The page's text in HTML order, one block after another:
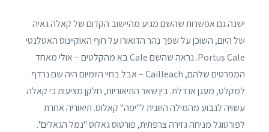
ישנה גם אפשרות שהשם מגיע מהיישוב הקדום של קאלה גאיה
של היום, השוכן על שפך נהר הדואורו על חוף האוקיינוס ​​האטלנטי
Portus Cale. נראה שהשם Cale בא מהקלטים – אולי מאחד
המפרטים שלהם, Cailleach – אבל בחיי היומיום היה שם נרדף
למקלט, מעגן או דלת. בין שאר התיאוריות, חלקן מציעות כי קאלה
עשויה לנבוע מהמילה היוונית ל"יפה" קאלוס. תיאוריה אחרת
לפורטוגל מניחה גזירה צרפתית, פורטוס גאלוס "נמל הגאלים".